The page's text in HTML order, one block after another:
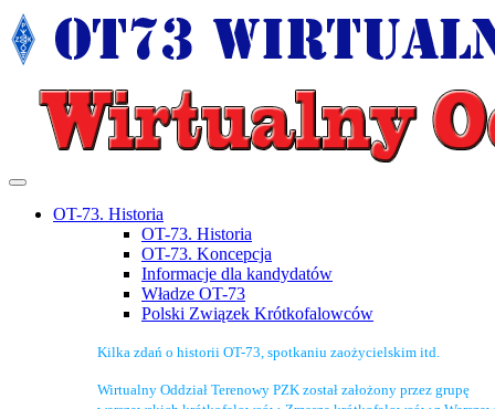
OT-73. Historia
OT-73. Historia
OT-73. Koncepcja
Informacje dla kandydatów
Władze OT-73
Polski Związek Krótkofalowców
Kilka zdań o historii OT-73, spotkaniu zaożycielskim itd.
Wirtualny Oddział Terenowy PZK został założony przez grupę